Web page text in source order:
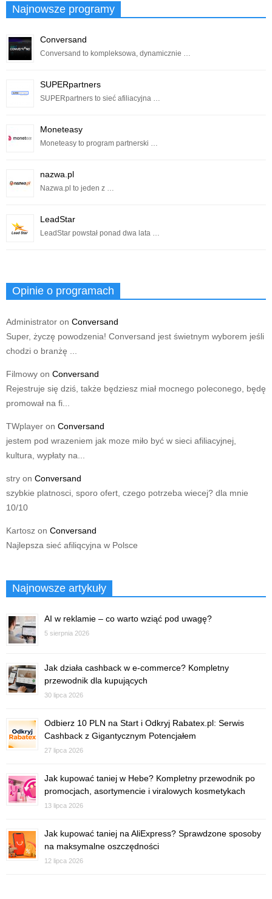
Najnowsze programy
Conversand
Conversand to kompleksowa, dynamicznie …
SUPERpartners
SUPERpartners to sieć afiliacyjna …
Moneteasy
Moneteasy to program partnerski …
nazwa.pl
Nazwa.pl to jeden z …
LeadStar
LeadStar powstał ponad dwa lata …
Opinie o programach
Administrator on Conversand
Super, życzę powodzenia! Conversand jest świetnym wyborem jeśli
chodzi o branżę ...
Filmowy on Conversand
Rejestruje się dziś, także będziesz miał mocnego poleconego, będę
promował na fi...
TWplayer on Conversand
jestem pod wrazeniem jak moze miło być w sieci afiliacyjnej,
kultura, wypłaty na...
stry on Conversand
szybkie platnosci, sporo ofert, czego potrzeba wiecej? dla mnie
10/10
Kartosz on Conversand
Najlepsza sieć afiliqcyjna w Polsce
Najnowsze artykuły
AI w reklamie – co warto wziąć pod uwagę?
5 sierpnia 2026
Jak działa cashback w e-commerce? Kompletny
przewodnik dla kupujących
30 lipca 2026
Odbierz 10 PLN na Start i Odkryj Rabatex.pl: Serwis
Cashback z Gigantycznym Potencjałem
27 lipca 2026
Jak kupować taniej w Hebe? Kompletny przewodnik po
promocjach, asortymencie i viralowych kosmetykach
13 lipca 2026
Jak kupować taniej na AliExpress? Sprawdzone sposoby
na maksymalne oszczędności
12 lipca 2026